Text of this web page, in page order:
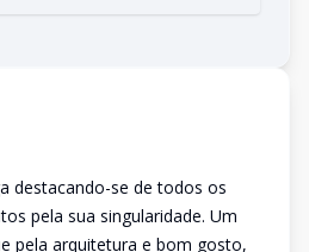
destacando-se de todos os
pela sua singularidade. Um
pela arquitetura e bom gosto,